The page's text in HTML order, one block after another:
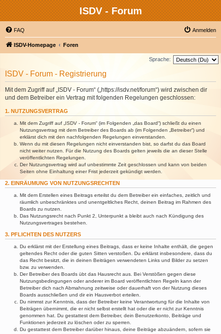
ISDV - Forum
FAQ Anmelden
ISDV-Homepage Foren
Sprache:
ISDV - Forum - Registrierung
Mit dem Zugriff auf „ISDV - Forum“ („https://isdv.net/forum“) wird zwischen dir
und dem Betreiber ein Vertrag mit folgenden Regelungen geschlossen:
1. NUTZUNGSVERTRAG
Mit dem Zugriff auf „ISDV - Forum“ (im Folgenden „das Board“) schließt du einen
Nutzungsvertrag mit dem Betreiber des Boards ab (im Folgenden „Betreiber“) und
erklärst dich mit den nachfolgenden Regelungen einverstanden.
Wenn du mit diesen Regelungen nicht einverstanden bist, so darfst du das Board
nicht weiter nutzen. Für die Nutzung des Boards gelten jeweils die an dieser Stelle
veröffentlichten Regelungen.
Der Nutzungsvertrag wird auf unbestimmte Zeit geschlossen und kann von beiden
Seiten ohne Einhaltung einer Frist jederzeit gekündigt werden.
2. EINRÄUMUNG VON NUTZUNGSRECHTEN
Mit dem Erstellen eines Beitrags erteilst du dem Betreiber ein einfaches, zeitlich und
räumlich unbeschränktes und unentgeltliches Recht, deinen Beitrag im Rahmen des
Boards zu nutzen.
Das Nutzungsrecht nach Punkt 2, Unterpunkt a bleibt auch nach Kündigung des
Nutzungsvertrages bestehen.
3. PFLICHTEN DES NUTZERS
Du erklärst mit der Erstellung eines Beitrags, dass er keine Inhalte enthält, die gegen
geltendes Recht oder die guten Sitten verstoßen. Du erklärst insbesondere, dass du
das Recht besitzt, die in deinen Beiträgen verwendeten Links und Bilder zu setzen
bzw. zu verwenden.
Der Betreiber des Boards übt das Hausrecht aus. Bei Verstößen gegen diese
Nutzungsbedingungen oder anderer im Board veröffentlichten Regeln kann der
Betreiber dich nach Abmahnung zeitweise oder dauerhaft von der Nutzung dieses
Boards ausschließen und dir ein Hausverbot erteilen.
Du nimmst zur Kenntnis, dass der Betreiber keine Verantwortung für die Inhalte von
Beiträgen übernimmt, die er nicht selbst erstellt hat oder die er nicht zur Kenntnis
genommen hat. Du gestattest dem Betreiber, dein Benutzerkonto, Beiträge und
Funktionen jederzeit zu löschen oder zu sperren.
Du gestattest dem Betreiber darüber hinaus, deine Beiträge abzuändern, sofern sie